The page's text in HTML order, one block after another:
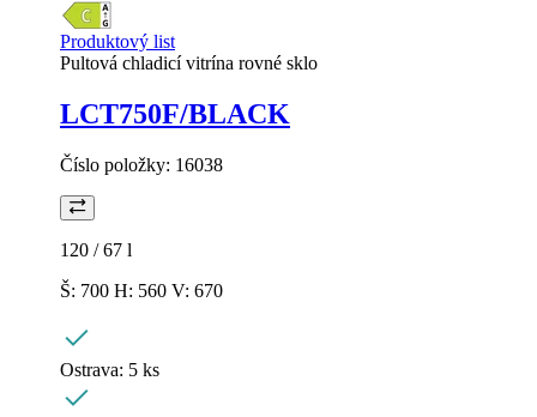
Produktový list
Pultová chladicí vitrína rovné sklo
LCT750F/BLACK
Číslo položky: 16038
120 / 67 l
Š: 700 H: 560 V: 670
Ostrava: 5 ks